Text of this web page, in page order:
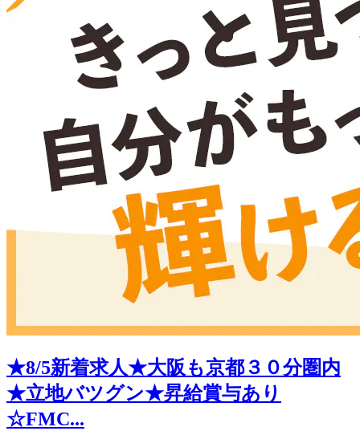
★8/5新着求人★大阪も京都３０分圏内
★立地バツグン★昇給賞与あり
☆FMC...